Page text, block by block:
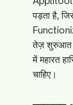
पड़ता है,
तेज़ शुरुआत
में महारत
चाहिए।